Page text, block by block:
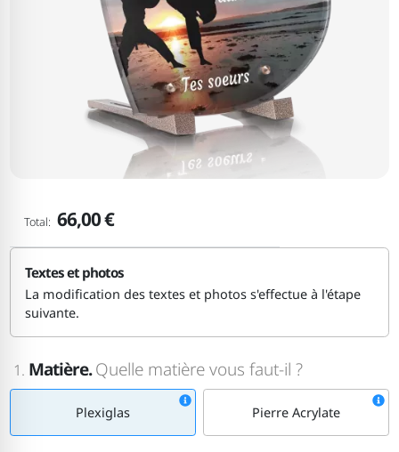
Total: 66,00 €
Textes et photos
La modification des textes et photos s'effectue à l'étape
suivante.
1. Matière.Quelle matière vous faut-il ?
Plexiglas Pierre Acrylate